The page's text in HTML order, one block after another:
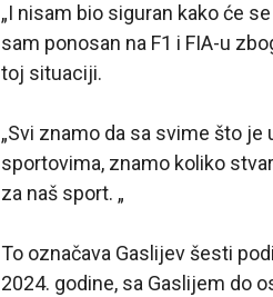
„I nisam bio siguran kako će
sam ponosan na F1 i FIA-u
toj situaciji.
„Svi znamo da sa svime što
sportovima, znamo koliko
za naš sport. „
To označava Gaslijev šesti
2024. godine, sa Gaslijem do